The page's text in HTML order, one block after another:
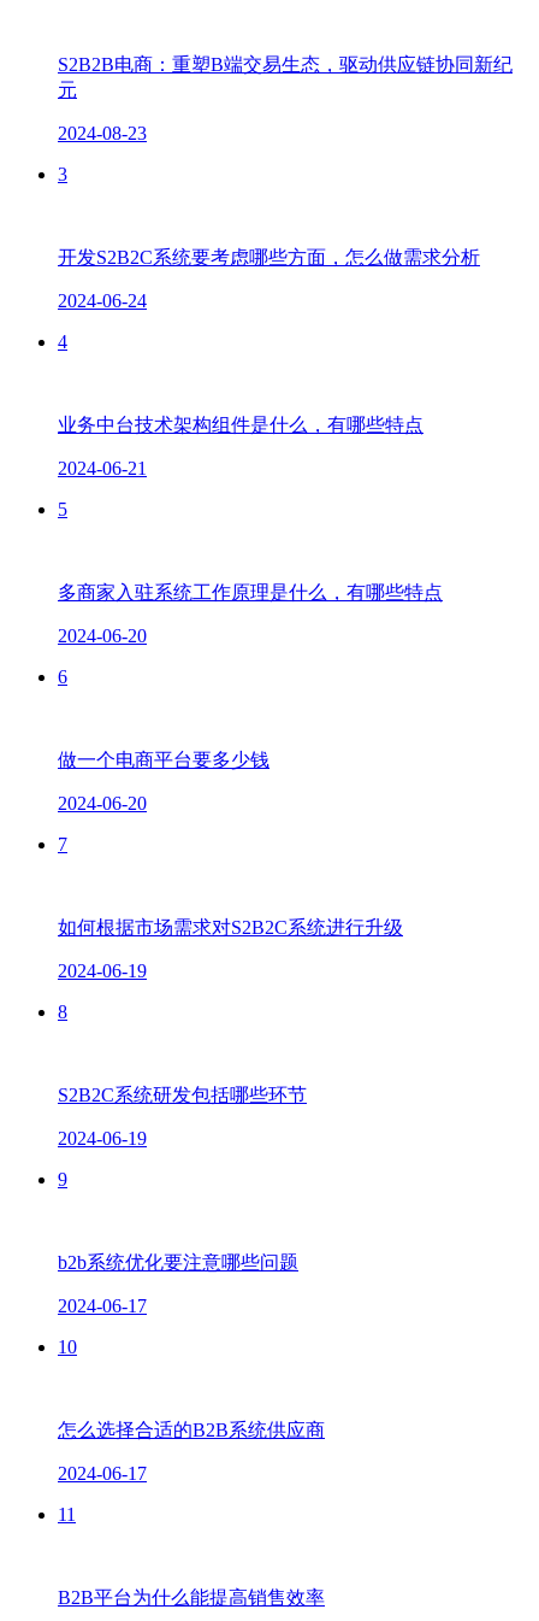
S2B2B电商：重塑B端交易生态，驱动供应链协同新纪
元
2024-08-23
3
开发S2B2C系统要考虑哪些方面，怎么做需求分析
2024-06-24
4
业务中台技术架构组件是什么，有哪些特点
2024-06-21
5
多商家入驻系统工作原理是什么，有哪些特点
2024-06-20
6
做一个电商平台要多少钱
2024-06-20
7
如何根据市场需求对S2B2C系统进行升级
2024-06-19
8
S2B2C系统研发包括哪些环节
2024-06-19
9
b2b系统优化要注意哪些问题
2024-06-17
10
怎么选择合适的B2B系统供应商
2024-06-17
11
B2B平台为什么能提高销售效率